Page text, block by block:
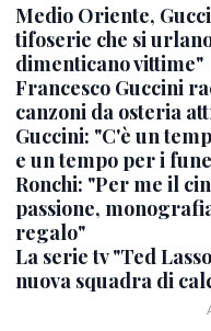
Medio Oriente,
tifoserie che si
dimenticano vittime"
Francesco Guccini
canzoni da osteria
Guccini: "C'è un
e un tempo per i
Ronchi: "Per me il
passione,
regalo"
La serie tv "Ted
nuova squadra di